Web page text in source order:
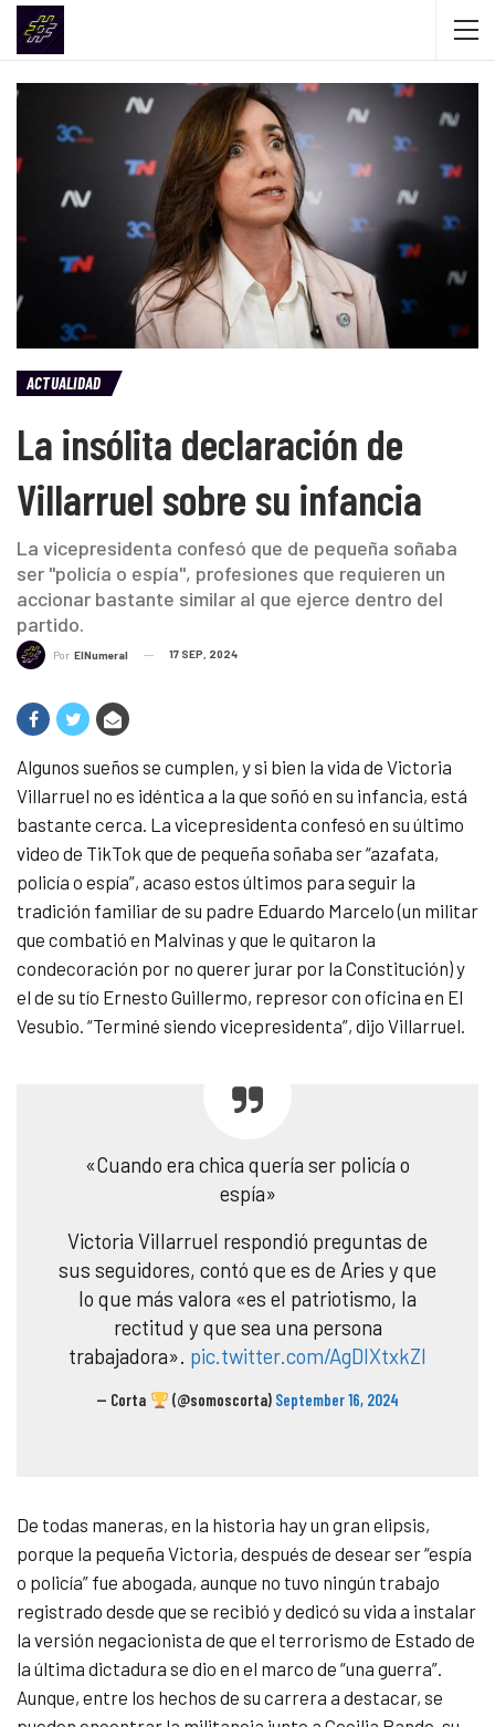
ACTUALIDAD
La insólita declaración de
Villarruel sobre su infancia
La vicepresidenta confesó que de pequeña soñaba
ser "policía o espía", profesiones que requieren un
accionar bastante similar al que ejerce dentro del
partido.
Por ElNumeral 17 SEP, 2024
Algunos sueños se cumplen, y si bien la vida de Victoria
Villarruel no es idéntica a la que soñó en su infancia, está
bastante cerca. La vicepresidenta confesó en su último
video de TikTok que de pequeña soñaba ser “azafata,
policía o espía”, acaso estos últimos para seguir la
tradición familiar de su padre Eduardo Marcelo (un militar
que combatió en Malvinas y que le quitaron la
condecoración por no querer jurar por la Constitución) y
el de su tío Ernesto Guillermo, represor con oficina en El
Vesubio. “Terminé siendo vicepresidenta”, dijo Villarruel.
«Cuando era chica quería ser policía o
espía»
Victoria Villarruel respondió preguntas de
sus seguidores, contó que es de Aries y que
lo que más valora «es el patriotismo, la
rectitud y que sea una persona
trabajadora». pic.twitter.com/AgDlXtxkZI
— Corta (@somoscorta) September 16, 2024
De todas maneras, en la historia hay un gran elipsis,
porque la pequeña Victoria, después de desear ser “espía
o policía” fue abogada, aunque no tuvo ningún trabajo
registrado desde que se recibió y dedicó su vida a instalar
la versión negacionista de que el terrorismo de Estado de
la última dictadura se dio en el marco de “una guerra”.
Aunque, entre los hechos de su carrera a destacar, se